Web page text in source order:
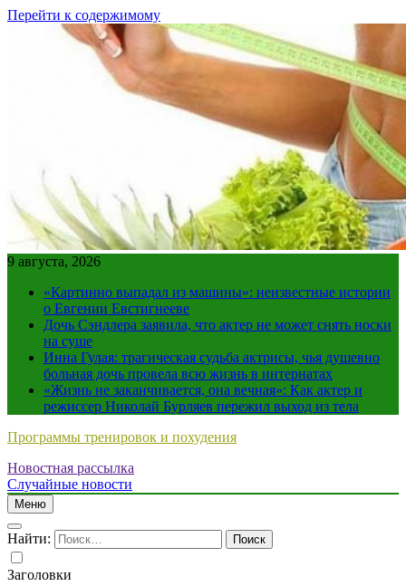
Перейти к содержимому
9 августа, 2026
«Картинно выпадал из машины»: неизвестные истории
о Евгении Евстигнееве
Дочь Сэндлера заявила, что актер не может снять носки
на суше
Инна Гулая: трагическая судьба актрисы, чья душевно
больная дочь провела всю жизнь в интернатах
«Жизнь не заканчивается, она вечная»: Как актер и
режиссер Николай Бурляев пережил выход из тела
Программы тренировок и похудения
Новостная рассылка
Случайные новости
Меню
Найти:
Заголовки